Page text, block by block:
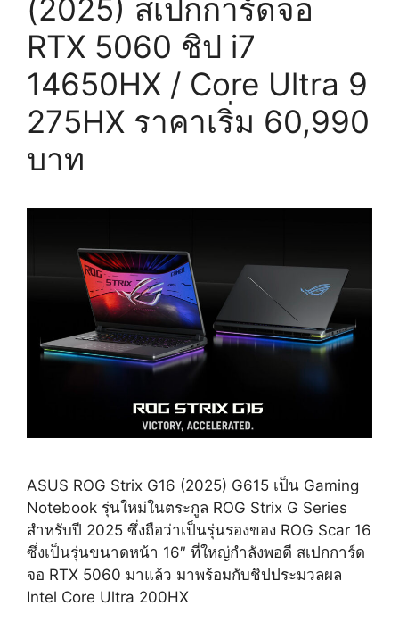
(2025) สเปกการ์ดจอ
RTX 5060 ชิป i7
14650HX / Core Ultra 9
275HX ราคาเริ่ม 60,990
บาท
ASUS ROG Strix G16 (2025) G615 เป็น Gaming
Notebook รุ่นใหม่ในตระกูล ROG Strix G Series
สำหรับปี 2025 ซึ่งถือว่าเป็นรุ่นรองของ ROG Scar 16
ซึ่งเป็นรุ่นขนาดหน้า 16″ ที่ใหญ่กำลังพอดี สเปกการ์ด
จอ RTX 5060 มาแล้ว มาพร้อมกับชิปประมวลผล
Intel Core Ultra 200HX